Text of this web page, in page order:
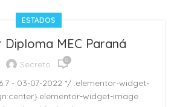
ESTADOS
Diploma MEC Paraná
Secreto 0
- 03-07-2022 */ .elementor-widget-
widget-image